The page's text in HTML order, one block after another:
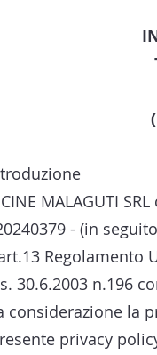
MALAGUTI
- (in
Regolamento
30.6.2003 n.196
considerazione la
privacy